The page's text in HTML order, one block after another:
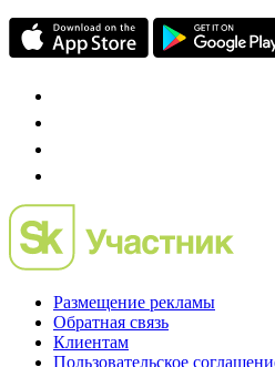
проект о российском рынке
Preqveca.ru